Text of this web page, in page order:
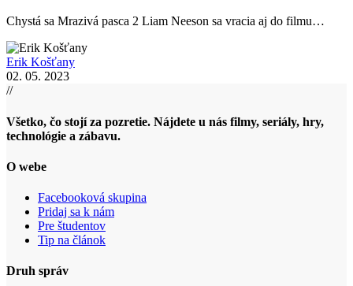
Chystá sa Mrazivá pasca 2 Liam Neeson sa vracia aj do filmu…
Erik Košťany
02. 05. 2023
//
Všetko, čo stojí za pozretie. Nájdete u nás filmy, seriály, hry,
technológie a zábavu.
O webe
Facebooková skupina
Pridaj sa k nám
Pre študentov
Tip na článok
Druh správ